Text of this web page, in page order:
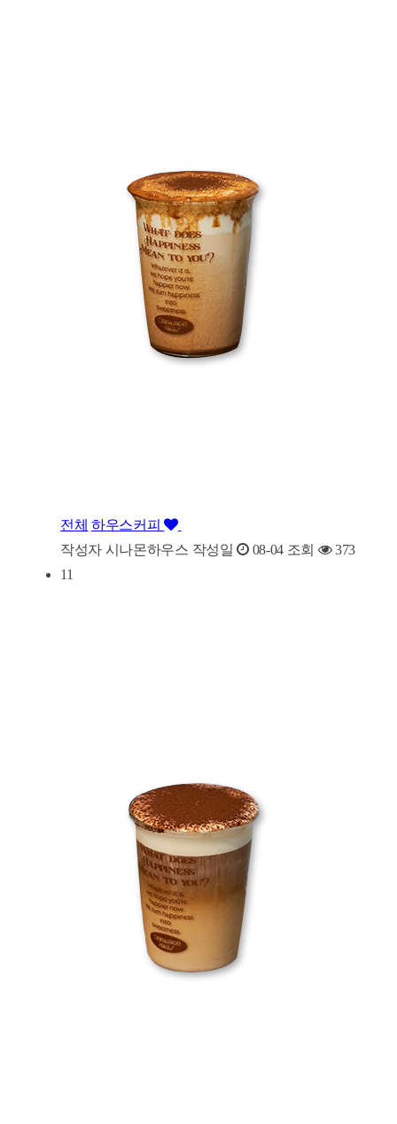
전체 하우스커피
작성자 시나몬하우스 작성일 08-04 조회
373
11